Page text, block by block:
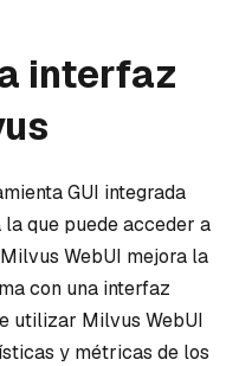
interfaz
GUI integrada
que puede acceder a
WebUI mejora la
con una interfaz
utilizar Milvus WebUI
y métricas de los